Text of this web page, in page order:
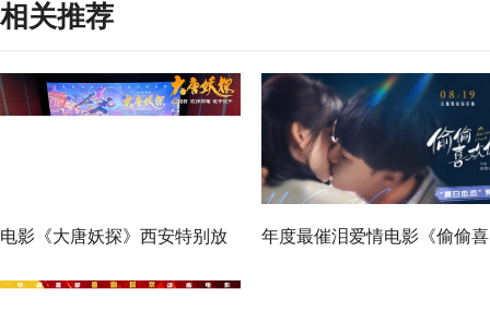
相关推荐
电影《大唐妖探》西安特别放
映 开启古城合家欢奇幻冒险！
年度最催泪爱情电影《偷偷喜